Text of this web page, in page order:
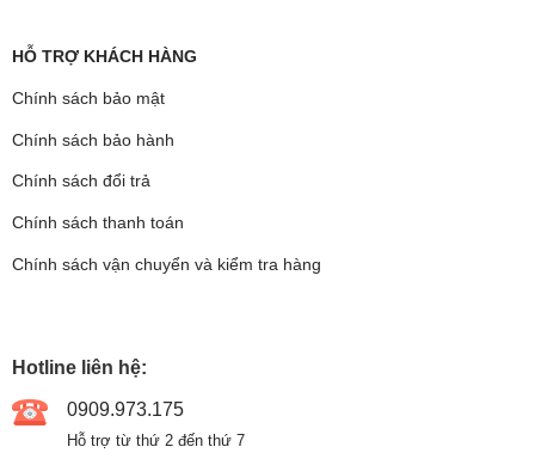
HỖ TRỢ KHÁCH HÀNG
Chính sách bảo mật
Chính sách bảo hành
Chính sách đổi trả
Chính sách thanh toán
Chính sách vận chuyển và kiểm tra hàng
Hotline liên hệ:
0909.973.175
Hỗ trợ từ thứ 2 đến thứ 7